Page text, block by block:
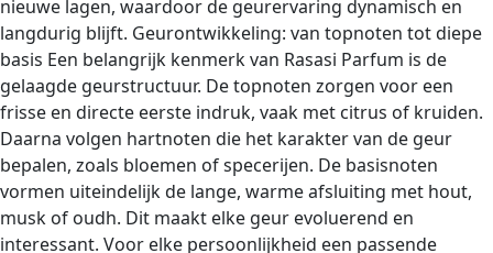
nieuwe lagen, waardoor de geurervaring dynamisch en
langdurig blijft. Geurontwikkeling: van topnoten tot diepe
basis Een belangrijk kenmerk van Rasasi Parfum is de
gelaagde geurstructuur. De topnoten zorgen voor een
frisse en directe eerste indruk, vaak met citrus of kruiden.
Daarna volgen hartnoten die het karakter van de geur
bepalen, zoals bloemen of specerijen. De basisnoten
vormen uiteindelijk de lange, warme afsluiting met hout,
musk of oudh. Dit maakt elke geur evoluerend en
interessant. Voor elke persoonlijkheid een passende